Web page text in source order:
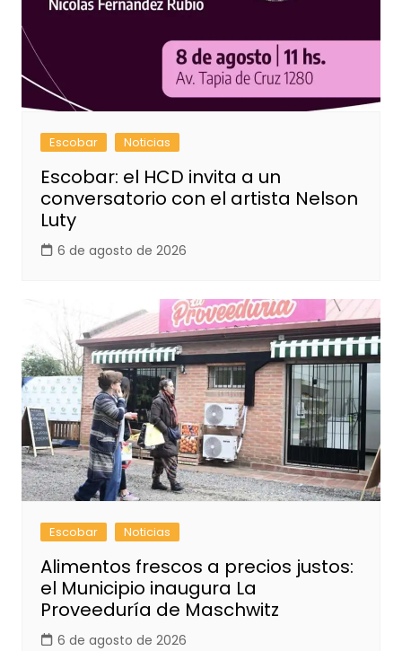
Escobar Noticias
Escobar: el HCD invita a un
conversatorio con el artista Nelson
Luty
6 de agosto de 2026
Escobar Noticias
Alimentos frescos a precios justos:
el Municipio inaugura La
Proveeduría de Maschwitz
6 de agosto de 2026